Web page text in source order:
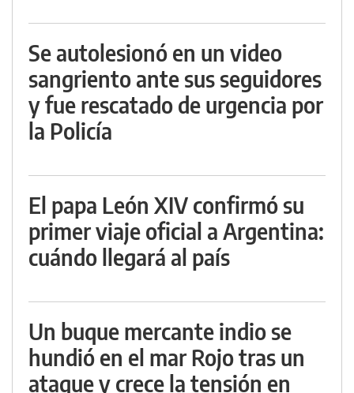
Se autolesionó en un video
sangriento ante sus seguidores
y fue rescatado de urgencia por
la Policía
El papa León XIV confirmó su
primer viaje oficial a Argentina:
cuándo llegará al país
Un buque mercante indio se
hundió en el mar Rojo tras un
ataque y crece la tensión en